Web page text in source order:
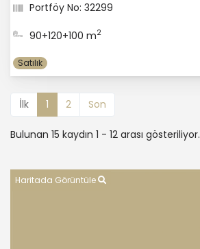
Portföy No: 32299
90+120+100 m2
Satılık
İlk 1 2 Son
Bulunan 15 kaydın 1 - 12 arası gösteriliyor.
Haritada Görüntüle